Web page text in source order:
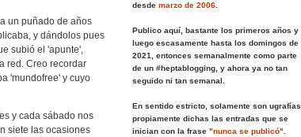
un puñado de años
y dándolos pues
subió el 'apunte',
red. Creo recordar
'mundofree' y cuyo
y cada sábado nos
siete las ocasiones
desde marzo de 2006.
Publico aquí, bastante los primeros años y
luego escasamente hasta los domingos de
2021, entonces semanalmente como parte
de un #heptablogging, y ahora ya no tan
seguido ni tan semanal.
En sentido estricto, solamente son ugrafías
propiamente dichas las entradas que se
inician con la frase "nunca se publicó".